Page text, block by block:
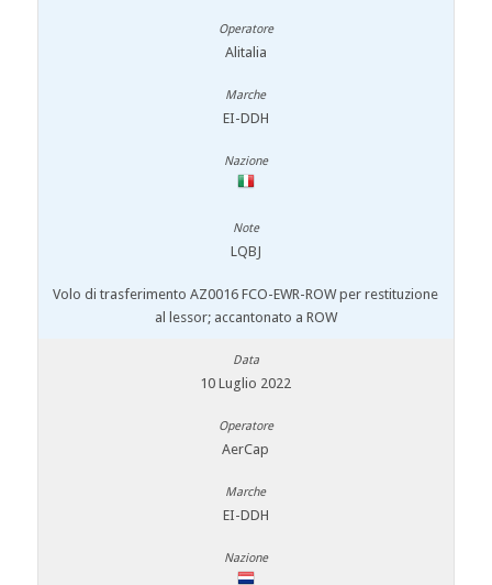
Alitalia
EI-DDH
LQBJ
Volo di trasferimento AZ0016 FCO-EWR-ROW per restituzione
al lessor; accantonato a ROW
10 Luglio 2022
AerCap
EI-DDH